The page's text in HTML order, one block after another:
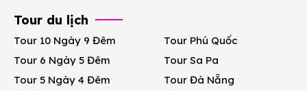
Tour du lịch
Tour 10 Ngày 9 Đêm
Tour 6 Ngày 5 Đêm
Tour 5 Ngày 4 Đêm
Tour Phú Quốc
Tour Sa Pa
Tour Đà Nẵng